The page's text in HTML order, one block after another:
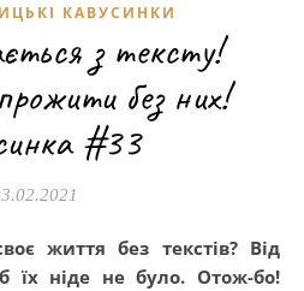
КАВУСИНКИ
з тексту!
без них!
#33
їх ніде не було. Отож-бо!